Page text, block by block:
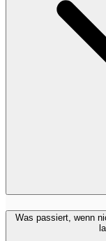
Was passiert, wenn